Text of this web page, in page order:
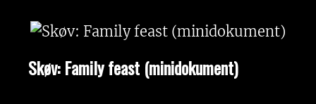
Skøv: Family feast (minidokument)